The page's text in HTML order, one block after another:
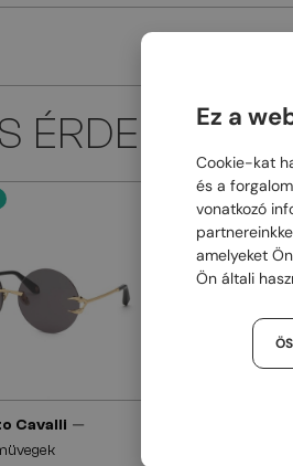
ÉRDEKELHET
Cavalli —
48/72
Ez a
Cookie-kat
és a
vonatkozó
amelyeket
Ön általi